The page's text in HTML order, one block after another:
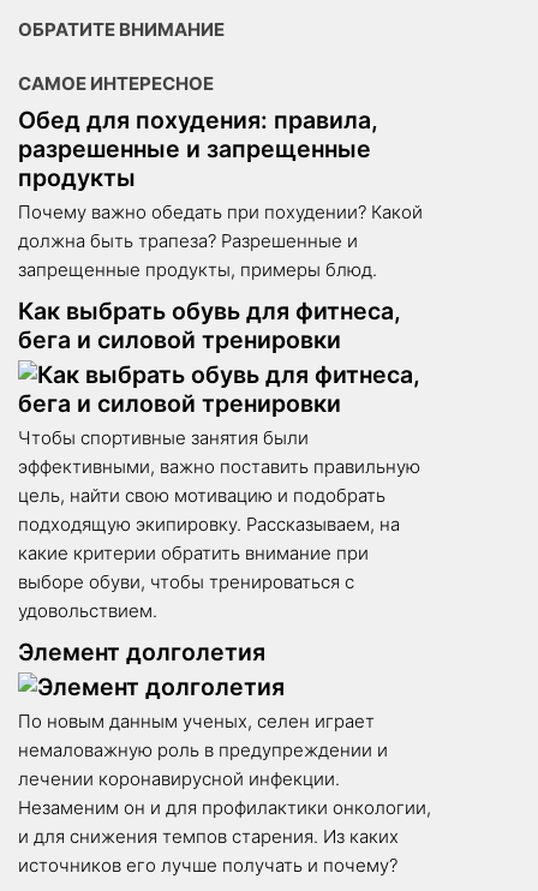
ОБРАТИТЕ ВНИМАНИЕ
САМОЕ ИНТЕРЕСНОЕ
Обед для похудения: правила,
разрешенные и запрещенные
продукты
Почему важно обедать при похудении? Какой
должна быть трапеза? Разрешенные и
запрещенные продукты, примеры блюд.
Как выбрать обувь для фитнеса,
бега и силовой тренировки
Чтобы спортивные занятия были
эффективными, важно поставить правильную
цель, найти свою мотивацию и подобрать
подходящую экипировку. Рассказываем, на
какие критерии обратить внимание при
выборе обуви, чтобы тренироваться с
удовольствием.
Элемент долголетия
По новым данным ученых, селен играет
немаловажную роль в преду­преждении и
лечении коронавирусной инфекции.
Незаменим он и для профилактики онкологии,
и для снижения темпов старения. Из каких
источников его лучше получать и почему?